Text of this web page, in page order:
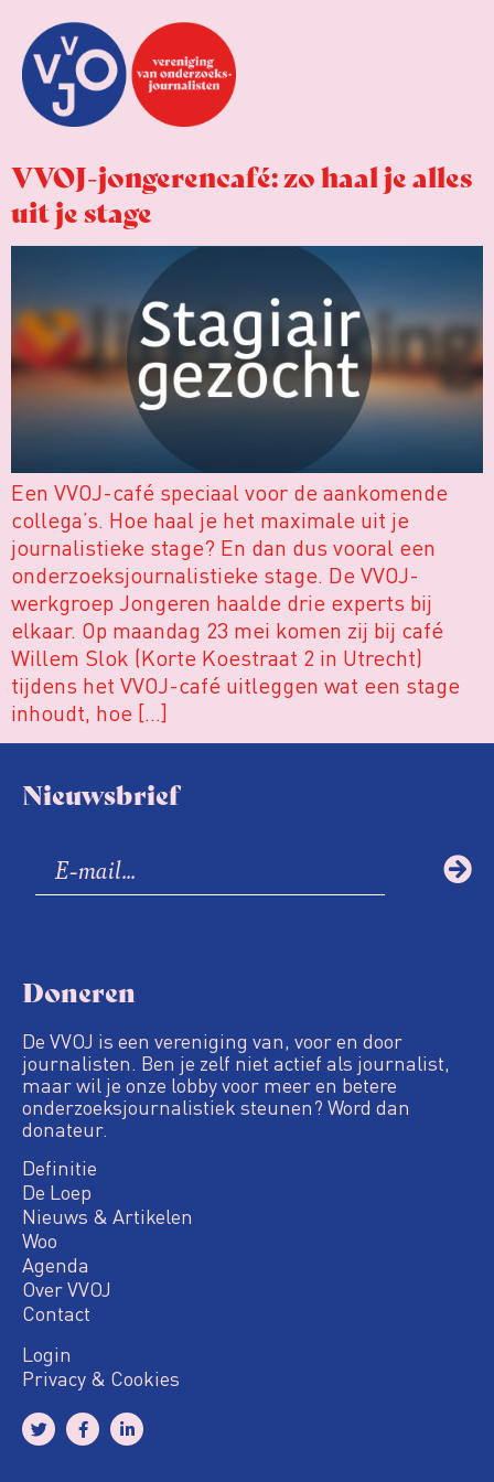
VVOJ-jongerencafé: zo haal je alles
uit je stage
Een VVOJ-café speciaal voor de aankomende
collega’s. Hoe haal je het maximale uit je
journalistieke stage? En dan dus vooral een
onderzoeksjournalistieke stage. De VVOJ-
werkgroep Jongeren haalde drie experts bij
elkaar. Op maandag 23 mei komen zij bij café
Willem Slok (Korte Koestraat 2 in Utrecht)
tijdens het VVOJ-café uitleggen wat een stage
inhoudt, hoe […]
Nieuwsbrief
Doneren
De VVOJ is een vereniging van, voor en door
journalisten. Ben je zelf niet actief als journalist,
maar wil je onze lobby voor meer en betere
onderzoeksjournalistiek steunen? Word dan
donateur.
Definitie
De Loep
Nieuws & Artikelen
Woo
Agenda
Over VVOJ
Contact
Login
Privacy & Cookies